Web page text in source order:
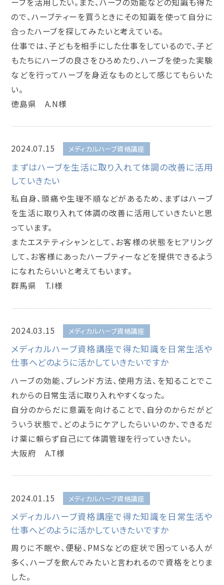
ので、ハーブティーを買うときにその知識を使って自分に
合ったハーブを探してみたいと考えている。
仕事では、子どもを相手にした仕事をしているので、子ど
もたちにハーブの良さをひろめたり、ハーブを使った実験
などを行ってハーブを身近なものとして感じてもらいた
い。
徳島県 A.N様
2024.07.15 メディカルハーブ資格講座
まずはハーブを生活に取り入れて体調の改善に活用
していきたい
私自身、頭痛や生理不順などがあるため、まずはハーブ
を生活に取り入れて体調の改善に活用していきたいと思
っています。
またエステティシャンとして、お客様の状態をヒアリング
して、お客様にあったハーブティーなどを提供できるよう
になれたらいいと考えてもいます。
群馬県 T.I様
2024.03.15 メディカルハーブ資格講座
メディカルハーブ資格講座で得た知識を日常生活や
仕事へどのように活かしていきたいですか
ハーブの効能、ブレンド方法、使用方法、を知ることでこ
れからの日常生活に取り入れやすくなった。
自分のからだに意識を向けることで、自分のからだがど
ういう状態で、どのようにケアしたらいいのか、できるだ
け薬に頼らず自己にて体調管理を行っていきたい。
大阪府 A.T様
2024.01.15 メディカルハーブ資格講座
メディカルハーブ資格講座で得た知識を日常生活や
仕事へどのように活かしていきたいですか
周りに不眠や、便秘、PMSなどの症状で困っている人が
多く、ハーブを飲んでみたいと言われるので資格をとりま
した。